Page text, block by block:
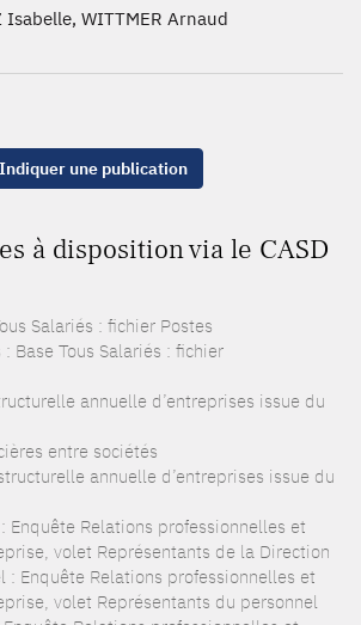
Isabelle, WITTMER Arnaud
Indiquer une publication
à disposition via le CASD
Salariés : fichier Postes
Base Tous Salariés : fichier
annuelle d’entreprises issue du
entre sociétés
annuelle d’entreprises issue du
: Enquête Relations professionnelles et
volet Représentants de la Direction
: Enquête Relations professionnelles et
volet Représentants du personnel